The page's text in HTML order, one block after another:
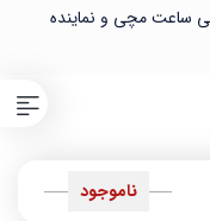
ناموجود
ساعت مچی و نماینده